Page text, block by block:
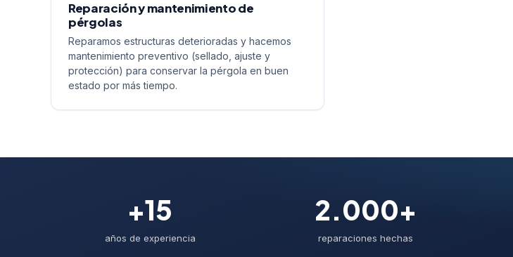
Reparación y mantenimiento de
pérgolas
Reparamos estructuras deterioradas y hacemos
mantenimiento preventivo (sellado, ajuste y
protección) para conservar la pérgola en buen
estado por más tiempo.
+15
años de experiencia
2.000+
reparaciones hechas